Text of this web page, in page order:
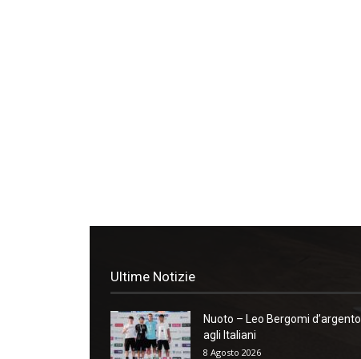
Ultime Notizie
Nuoto – Leo Bergomi d’argento
agli Italiani
8 Agosto 2026